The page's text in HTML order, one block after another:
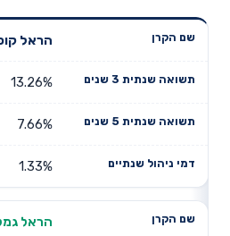
שנים
הראל
13.26%
7.66%
1.33%
הראל